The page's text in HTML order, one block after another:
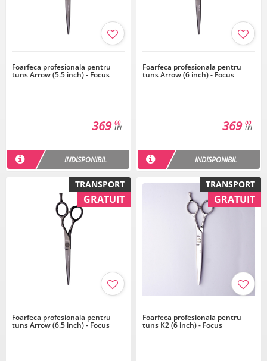
Foarfeca profesionala pentru
tuns Arrow (5.5 inch) - Focus
00
LEI
369
INDISPONIBIL
Foarfeca profesionala pentru
tuns Arrow (6 inch) - Focus
00
LEI
369
INDISPONIBIL
TRANSPORT
GRATUIT
Foarfeca profesionala pentru
tuns Arrow (6.5 inch) - Focus
TRANSPORT
GRATUIT
Foarfeca profesionala pentru
tuns K2 (6 inch) - Focus